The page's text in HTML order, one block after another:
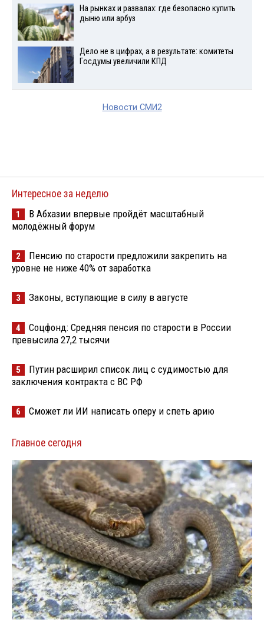
На рынках и развалах: где безопасно купить
дыню или арбуз
Дело не в цифрах, а в результате: комитеты
Госдумы увеличили КПД
Новости СМИ2
Интересное за неделю
1
В Абхазии впервые пройдёт масштабный
молодёжный форум
2
Пенсию по старости предложили закрепить на
уровне не ниже 40% от заработка
3 Законы, вступающие в силу в августе
4
Соцфонд: Средняя пенсия по старости в России
превысила 27,2 тысячи
5
Путин расширил список лиц с судимостью для
заключения контракта с ВС РФ
6 Сможет ли ИИ написать оперу и спеть арию
Главное сегодня